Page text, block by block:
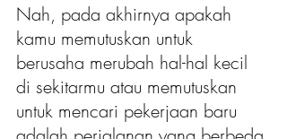
Nah, pada akhirnya apakah
kamu memutuskan untuk
berusaha merubah hal-hal kecil
di sekitarmu atau memutuskan
untuk mencari pekerjaan baru